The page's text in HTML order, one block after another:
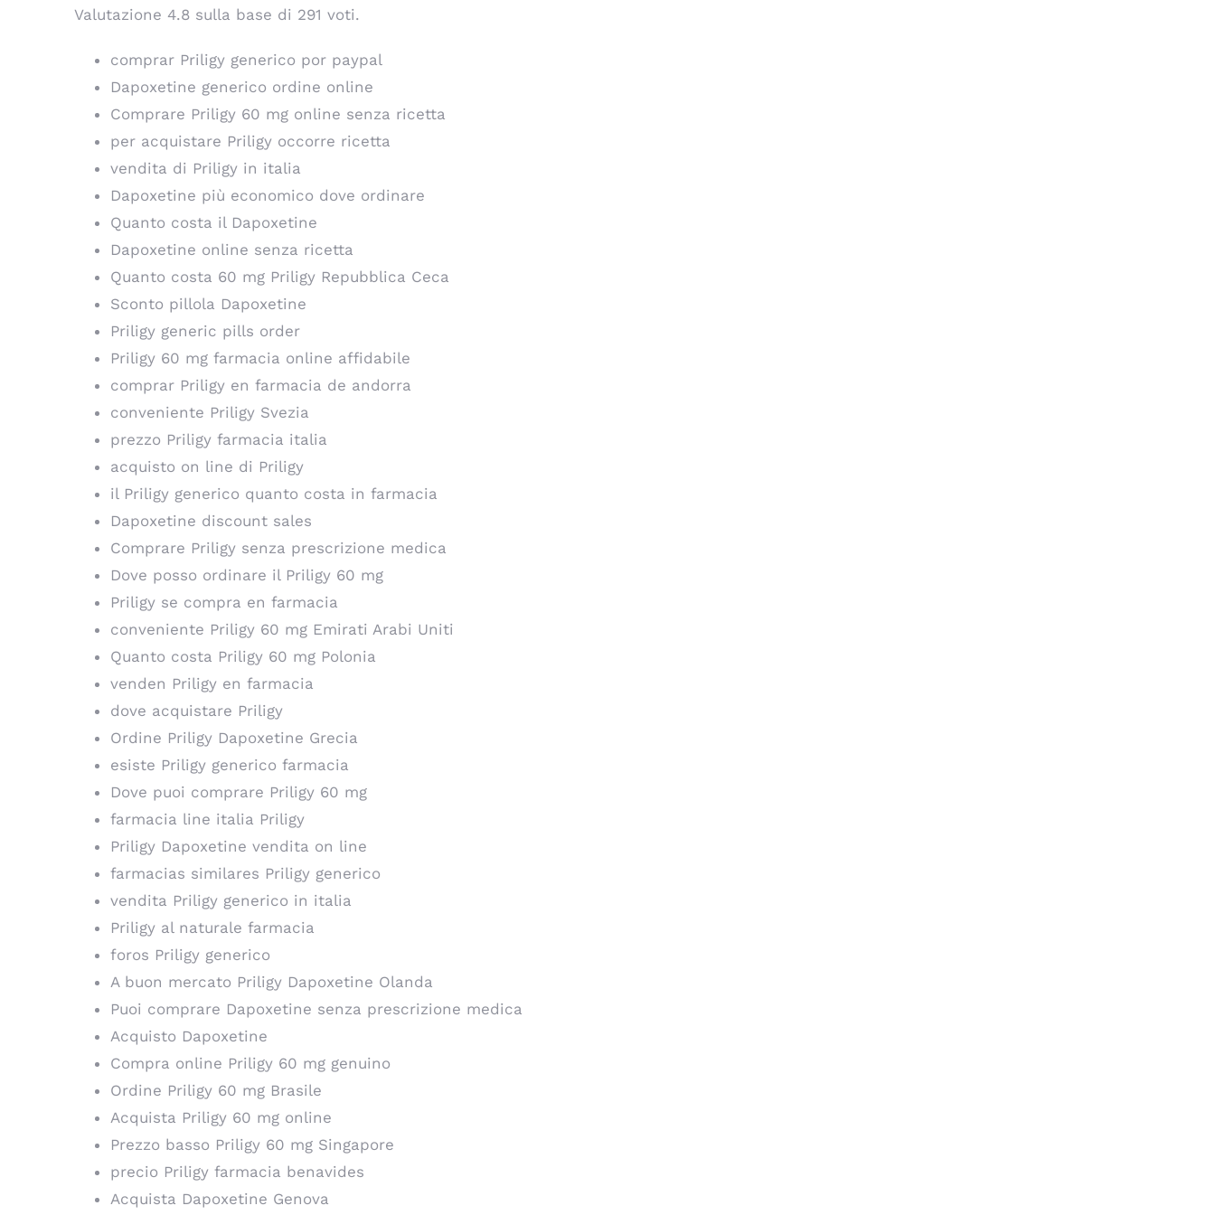
Valutazione 4.8 sulla base di 291 voti.
comprar Priligy generico por paypal
Dapoxetine generico ordine online
Comprare Priligy 60 mg online senza ricetta
per acquistare Priligy occorre ricetta
vendita di Priligy in italia
Dapoxetine più economico dove ordinare
Quanto costa il Dapoxetine
Dapoxetine online senza ricetta
Quanto costa 60 mg Priligy Repubblica Ceca
Sconto pillola Dapoxetine
Priligy generic pills order
Priligy 60 mg farmacia online affidabile
comprar Priligy en farmacia de andorra
conveniente Priligy Svezia
prezzo Priligy farmacia italia
acquisto on line di Priligy
il Priligy generico quanto costa in farmacia
Dapoxetine discount sales
Comprare Priligy senza prescrizione medica
Dove posso ordinare il Priligy 60 mg
Priligy se compra en farmacia
conveniente Priligy 60 mg Emirati Arabi Uniti
Quanto costa Priligy 60 mg Polonia
venden Priligy en farmacia
dove acquistare Priligy
Ordine Priligy Dapoxetine Grecia
esiste Priligy generico farmacia
Dove puoi comprare Priligy 60 mg
farmacia line italia Priligy
Priligy Dapoxetine vendita on line
farmacias similares Priligy generico
vendita Priligy generico in italia
Priligy al naturale farmacia
foros Priligy generico
A buon mercato Priligy Dapoxetine Olanda
Puoi comprare Dapoxetine senza prescrizione medica
Acquisto Dapoxetine
Compra online Priligy 60 mg genuino
Ordine Priligy 60 mg Brasile
Acquista Priligy 60 mg online
Prezzo basso Priligy 60 mg Singapore
precio Priligy farmacia benavides
Acquista Dapoxetine Genova